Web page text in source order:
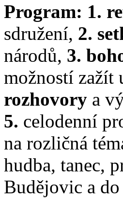
Program: 1.
sdružení, 2.
národů, 3.
možností zažít
rozhovory a
5. celodenní
na rozličná
hudba, tanec,
Budějovic a